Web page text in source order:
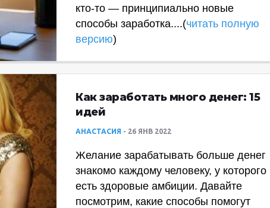
кто-то — принципиально новые
способы заработка....(читать полную
версию)
Как заработать много денег: 15
идей
АНАСТАСИЯ 26 ЯНВ 2022
Желание зарабатывать больше денег
знакомо каждому человеку, у которого
есть здоровые амбиции. Давайте
посмотрим, какие способы помогут